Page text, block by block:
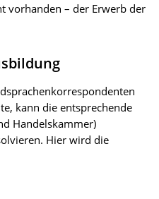
vorhanden – der Erwerb der
kann die entsprechende
Handelskammer)
Hier wird die